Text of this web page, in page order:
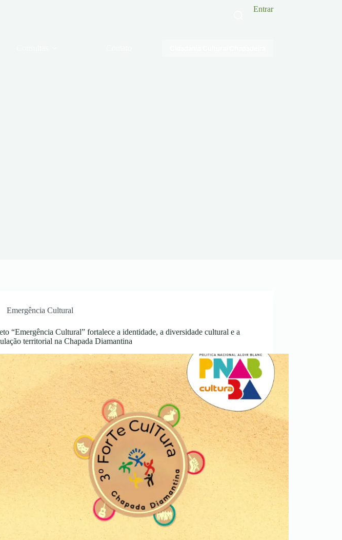
Entrar
Emergência Cultural
“Emergência Cultural” fortalece a identidade, a diversidade cultural e a
territorial na Chapada Diamantina